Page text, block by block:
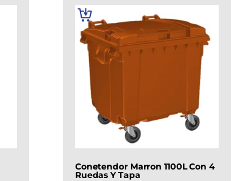
Conetendor Marron 1100L Con 4
Ruedas Y Tapa
AÑADIR
AL
CARRITO